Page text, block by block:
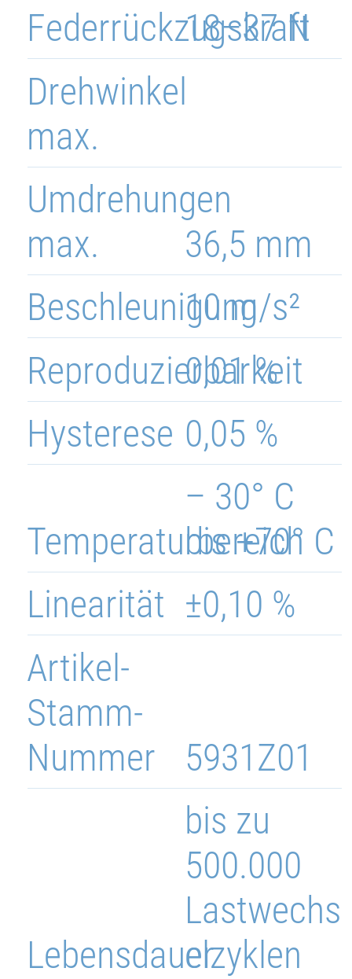
18–37 N
Federrückzugskraft
Drehwinkel
max.
36,5 mm
Umdrehungen
max.
10 m/s²
Beschleunigung
0,01 %
Reproduzierbarkeit
0,05 %
Hysterese
– 30° C
bis +70° C
Temperaturbereich
bis zu
500.000
Lastwechs
elzyklen
Lebensdauer
±0,10 %
Linearität
5931Z01
Artikel-
Stamm-
Nummer